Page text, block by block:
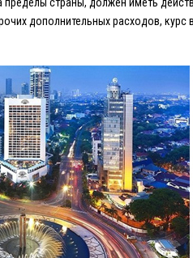
дополнительных расходов,